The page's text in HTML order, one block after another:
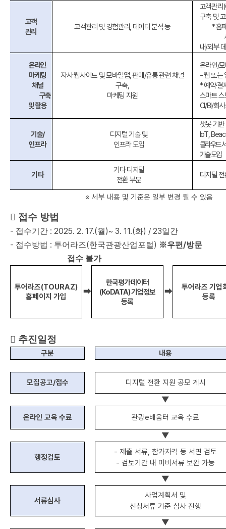
고객
관리
고객관리 및 경험관리 데이터 분석 등
고객관리
구축 및
*홈
내/외부
온라인
마케팅
채널
구축
및 활용
자사 웹사이트 및 모바일앱,판매/유통 관련 채널
구축,
마케팅 지원
온라인/
-웹 또는
*예약·결
스마트
CI/BI/회
기술/
인프라
디지털 기술 및
인프라 도입
챗봇 기
IoT,
클라우드
기술 도입
기 타
기타 디지털
전환 부문
디지털
※ 세부 내용 및 기준은 일부 변경 될 수 있음
 접수 방법
- 접수기간 : 2025. 2. 17.(월)~ 3. 11.(화) / 23일간
- 접수방법 : 투어라즈(한국관광산업포털) ※우편/방문
접수 불가
투어라즈(TOURAZ)
홈페이지 가입
➡
한국평가데이터
(KoDATA)기업정보
등록
➡
투어라즈 기업
등록
 추진일정
구분 내용
모집공고/접수 디지털 전환 지원 공모 게시
▼
온라인 교육 수료 관광e배움터 교육 수료
▼
행정검토
- 제출 서류 참가자격 등 서면 검토
- 검토기간 내 미비서류 보완 가능
▼
서류심사
사업계획서 및
신청서류 기준 심사 진행
▼